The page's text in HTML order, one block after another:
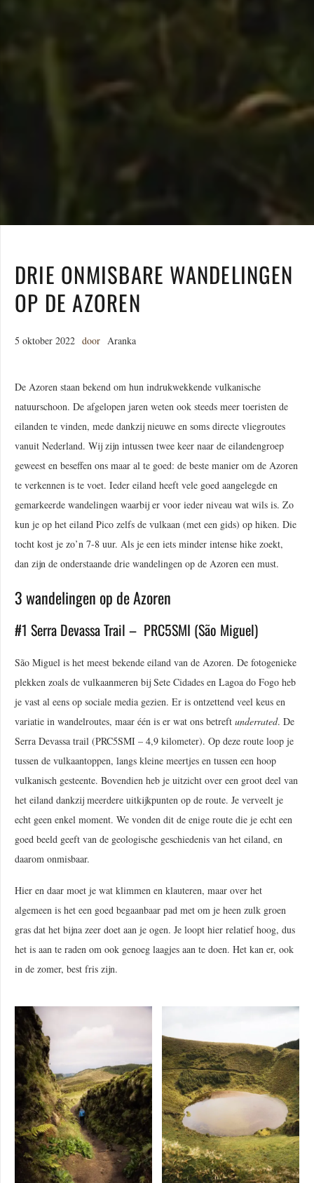
DRIE ONMISBARE WANDELINGEN
OP DE AZOREN
5 oktober 2022 door Aranka
De Azoren staan bekend om hun indrukwekkende vulkanische
natuurschoon. De afgelopen jaren weten ook steeds meer toeristen de
eilanden te vinden, mede dankzij nieuwe en soms directe vliegroutes
vanuit Nederland. Wij zijn intussen twee keer naar de eilandengroep
geweest en beseffen ons maar al te goed: de beste manier om de Azoren
te verkennen is te voet. Ieder eiland heeft vele goed aangelegde en
gemarkeerde wandelingen waarbij er voor ieder niveau wat wils is. Zo
kun je op het eiland Pico zelfs de vulkaan (met een gids) op hiken. Die
tocht kost je zo’n 7-8 uur. Als je een iets minder intense hike zoekt,
dan zijn de onderstaande drie wandelingen op de Azoren een must.
3 wandelingen op de Azoren
#1 Serra Devassa Trail – PRC5SMI (São Miguel)
São Miguel is het meest bekende eiland van de Azoren. De fotogenieke
plekken zoals de vulkaanmeren bij Sete Cidades en Lagoa do Fogo heb
je vast al eens op sociale media gezien. Er is ontzettend veel keus en
variatie in wandelroutes, maar één is er wat ons betreft underrated. De
Serra Devassa trail (PRC5SMI – 4,9 kilometer). Op deze route loop je
tussen de vulkaantoppen, langs kleine meertjes en tussen een hoop
vulkanisch gesteente. Bovendien heb je uitzicht over een groot deel van
het eiland dankzij meerdere uitkijkpunten op de route. Je verveelt je
echt geen enkel moment. We vonden dit de enige route die je echt een
goed beeld geeft van de geologische geschiedenis van het eiland, en
daarom onmisbaar.
Hier en daar moet je wat klimmen en klauteren, maar over het
algemeen is het een goed begaanbaar pad met om je heen zulk groen
gras dat het bijna zeer doet aan je ogen. Je loopt hier relatief hoog, dus
het is aan te raden om ook genoeg laagjes aan te doen. Het kan er, ook
in de zomer, best fris zijn.